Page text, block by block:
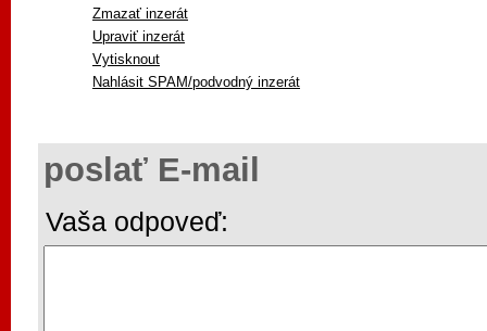
Zmazať inzerát
Upraviť inzerát
Vytisknout
Nahlásit SPAM/podvodný inzerát
poslať E-mail
Vaša odpoveď: